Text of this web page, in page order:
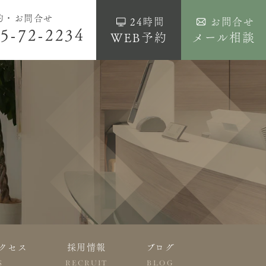
・お問合せ
72-2234
24時間
WEB予約
お問合せ
メール相談
セス 採用情報
RECRUIT
ブログ
BLOG